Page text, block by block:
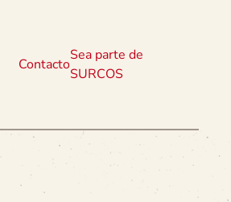
Contacto
Sea parte de
SURCOS